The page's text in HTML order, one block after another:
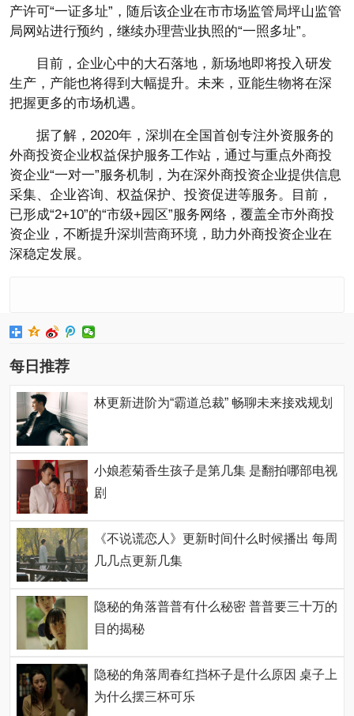
产许可“一证多址”，随后该企业在市市场监管局坪山监管
局网站进行预约，继续办理营业执照的“一照多址”。
目前，企业心中的大石落地，新场地即将投入研发
生产，产能也将得到大幅提升。未来，亚能生物将在深
把握更多的市场机遇。
据了解，2020年，深圳在全国首创专注外资服务的
外商投资企业权益保护服务工作站，通过与重点外商投
资企业“一对一”服务机制，为在深外商投资企业提供信息
采集、企业咨询、权益保护、投资促进等服务。目前，
已形成“2+10”的“市级+园区”服务网络，覆盖全市外商投
资企业，不断提升深圳营商环境，助力外商投资企业在
深稳定发展。
每日推荐
林更新进阶为“霸道总裁” 畅聊未来接戏规划
小娘惹菊香生孩子是第几集 是翻拍哪部电视
剧
《不说谎恋人》更新时间什么时候播出 每周
几几点更新几集
隐秘的角落普普有什么秘密 普普要三十万的
目的揭秘
隐秘的角落周春红挡杯子是什么原因 桌子上
为什么摆三杯可乐